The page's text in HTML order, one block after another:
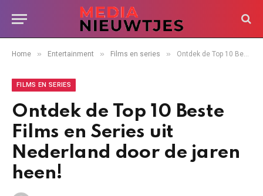
Home » Entertainment » Films en series » Ontdek de Top 10 Beste Films en Series uit Nederland door de jaren heen!
FILMS EN SERIES
Ontdek de Top 10 Beste
Films en Series uit
Nederland door de jaren
heen!